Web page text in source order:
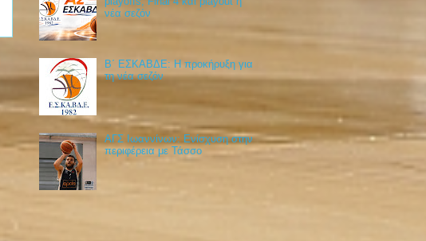
νέα σεζόν
Β΄ ΕΣΚΑΒΔΕ: Η προκήρυξη για
τη νέα σεζόν
ΑΓΣ Ιωαννίνων: Ενίσχυση στην
περιφέρεια με Τάσσο